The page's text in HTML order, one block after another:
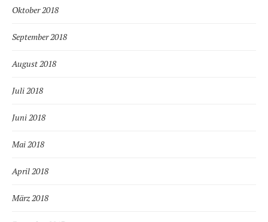
Oktober 2018
September 2018
August 2018
Juli 2018
Juni 2018
Mai 2018
April 2018
März 2018